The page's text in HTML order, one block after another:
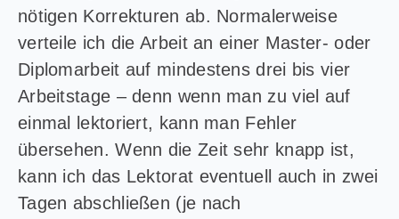
nötigen Korrekturen ab. Normalerweise
verteile ich die Arbeit an einer Master- oder
Diplomarbeit auf mindestens drei bis vier
Arbeitstage – denn wenn man zu viel auf
einmal lektoriert, kann man Fehler
übersehen. Wenn die Zeit sehr knapp ist,
kann ich das Lektorat eventuell auch in zwei
Tagen abschließen (je nach